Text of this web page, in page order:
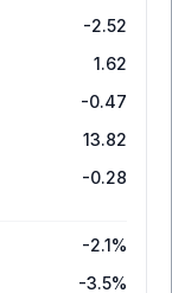
-2.52
1.62
-0.47
13.82
-0.28
-2.1%
-3.5%